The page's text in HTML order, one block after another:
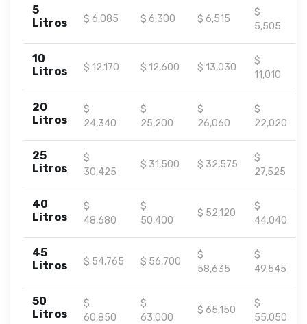
5
Litros
$ 6,085 $ 6,300 $ 6,515
$
5,505
10
Litros
$ 12,170 $ 12,600 $ 13,030
$
11,010
20
Litros
$
24,340
$
25,200
$
26,060
$
22,020
25
Litros
$
30,425
$ 31,500 $ 32,575
$
27,525
40
Litros
$
48,680
$
50,400
$ 52,120
$
44,040
45
Litros
$ 54,765 $ 56,700
$
58,635
$
49,545
50
Litros
$
60,850
$
63,000
$ 65,150
$
55,050